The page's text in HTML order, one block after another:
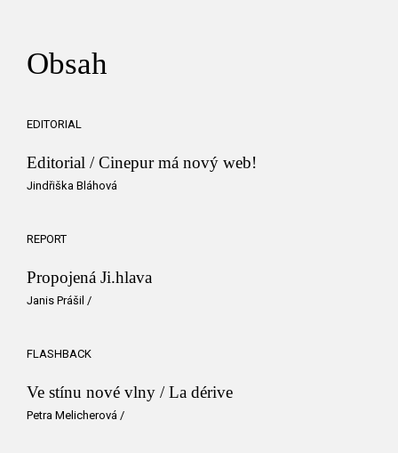
Obsah
EDITORIAL
Editorial / Cinepur má nový web!
Jindřiška Bláhová
REPORT
Propojená Ji.hlava
Janis Prášil /
FLASHBACK
Ve stínu nové vlny / La dérive
Petra Melicherová /